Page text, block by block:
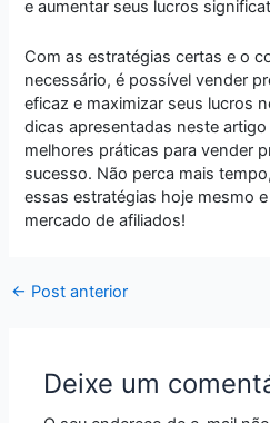
e aumentar seus lucros
Com as estratégias certas e o
necessário, é possível vender
eficaz e maximizar seus lucros
dicas apresentadas neste
melhores práticas para vender
sucesso. Não perca mais
essas estratégias hoje mesmo
mercado de afiliados!
← Post anterior
Deixe um